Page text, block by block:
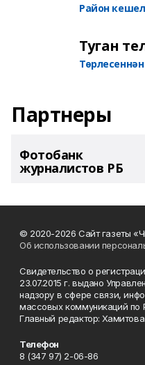
Район
Туган
Төрлесеннән
Партнеры
Фотобанк
журналистов РБ
© 2020-2026 Сайт газеты
Об использовании
Свидетельство о
23.07.2015 г. выдано
надзору в сфере связи,
массовых коммуникаций по
Главный редактор:
Телефон
8 (347 97) 2-06-86